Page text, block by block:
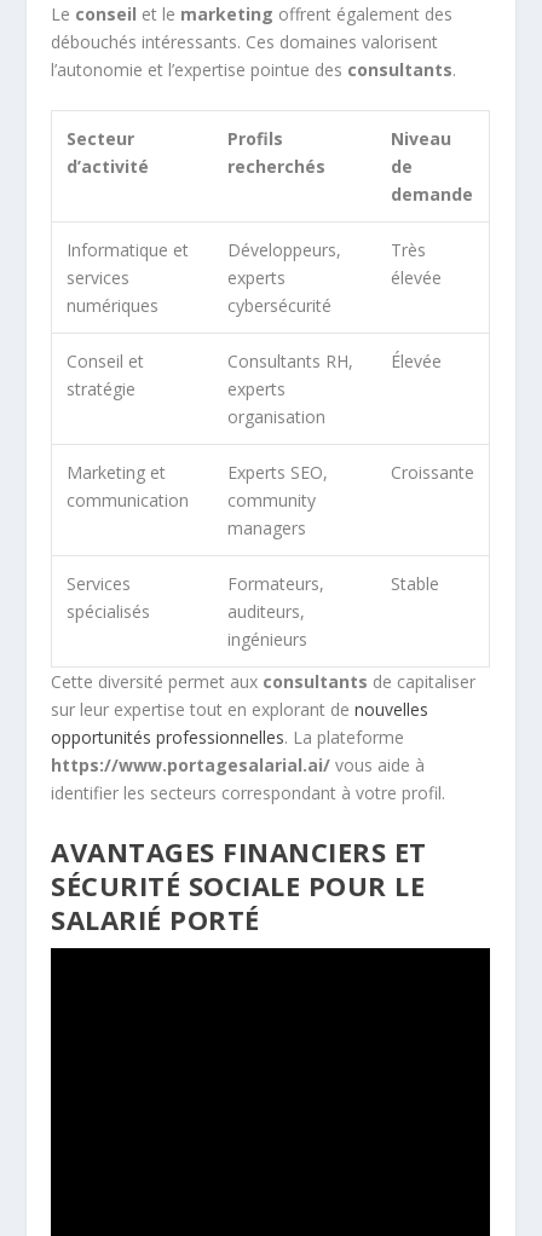
Le conseil et le marketing offrent également des
débouchés intéressants. Ces domaines valorisent
l’autonomie et l’expertise pointue des consultants.
Secteur
d’activité
Profils
recherchés
Niveau
de
demande
Informatique et
services
numériques
Développeurs,
experts
cybersécurité
Très
élevée
Conseil et
stratégie
Consultants RH,
experts
organisation
Élevée
Marketing et
communication
Experts SEO,
community
managers
Croissante
Services
spécialisés
Formateurs,
auditeurs,
ingénieurs
Stable
Cette diversité permet aux consultants de capitaliser
sur leur expertise tout en explorant denouvelles
opportunités professionnelles. La plateforme
https://www.portagesalarial.ai/ vous aide à
identifier les secteurs correspondant à votre profil.
AVANTAGES FINANCIERS ET
SÉCURITÉ SOCIALE POUR LE
SALARIÉ PORTÉ